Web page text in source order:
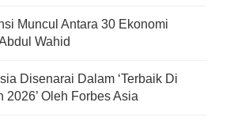
Muncul Antara 30 Ekonomi
Wahid
Disenarai Dalam ‘Terbaik Di
2026’ Oleh Forbes Asia